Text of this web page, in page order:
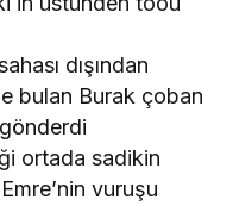
dışından
bulan Burak çoban
ortada sadikin
vuruşu